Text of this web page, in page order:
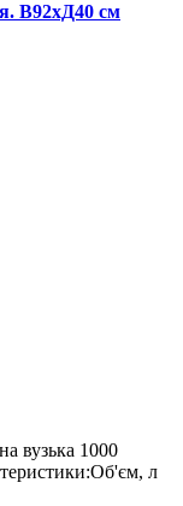
В92хД40 см
вузька 1000
л